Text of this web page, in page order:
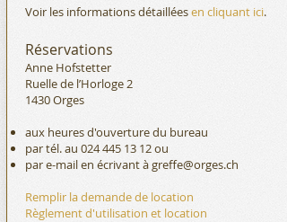
Voir les informations détailléesen cliquant ici.
Réservations
Anne Hofstetter
Ruelle de l’Horloge 2
1430 Orges
aux heures d'ouverture du bureau
par tél. au 024 445 13 12ou
par e-mail en écrivant àgreffe@orges.ch
Remplir la demande de location
Règlement d'utilisation et location